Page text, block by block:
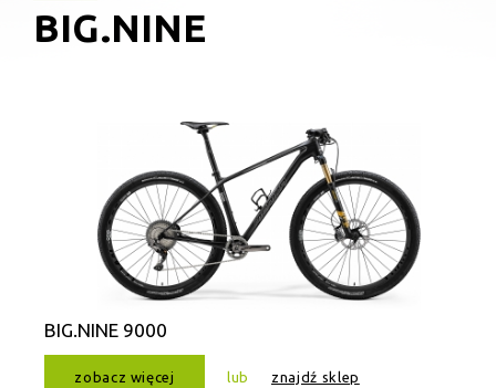
BIG.NINE
BIG.NINE 9000
zobacz więcej lub znajdź sklep